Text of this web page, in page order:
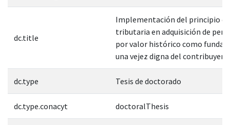
dc.title
Implementación del principio
tributaria en adquisición de
por valor histórico como
una vejez digna del
dc.type Tesis de doctorado
dc.type.conacyt doctoralThesis